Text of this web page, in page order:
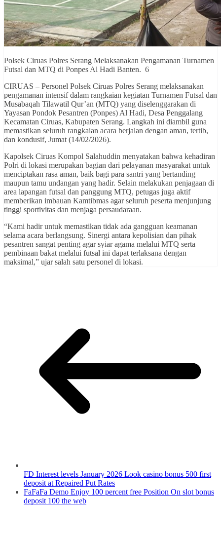
Polsek Ciruas Polres Serang Melaksanakan Pengamanan Turnamen
Futsal dan MTQ di Ponpes Al Hadi Banten. 6
CIRUAS – Personel Polsek Ciruas Polres Serang melaksanakan
pengamanan intensif dalam rangkaian kegiatan Turnamen Futsal dan
Musabaqah Tilawatil Qur’an (MTQ) yang diselenggarakan di
Yayasan Pondok Pesantren (Ponpes) Al Hadi, Desa Penggalang
Kecamatan Ciruas, Kabupaten Serang. Langkah ini diambil guna
memastikan seluruh rangkaian acara berjalan dengan aman, tertib,
dan kondusif, Jumat (14/02/2026).
Kapolsek Ciruas Kompol Salahuddin menyatakan bahwa kehadiran
Polri di lokasi merupakan bagian dari pelayanan masyarakat untuk
menciptakan rasa aman, baik bagi para santri yang bertanding
maupun tamu undangan yang hadir. Selain melakukan penjagaan di
area lapangan futsal dan panggung MTQ, petugas juga aktif
memberikan imbauan Kamtibmas agar seluruh peserta menjunjung
tinggi sportivitas dan menjaga persaudaraan.
“Kami hadir untuk memastikan tidak ada gangguan keamanan
selama acara berlangsung. Sinergi antara kepolisian dan pihak
pesantren sangat penting agar syiar agama melalui MTQ serta
pembinaan bakat melalui futsal ini dapat terlaksana dengan
maksimal,” ujar salah satu personel di lokasi.
FD Interest levels January 2026 Look casino bonus 500 first
deposit at Repaired Put Rates
FaFaFa Demo Enjoy 100 percent free Position On slot bonus
deposit 100 the web